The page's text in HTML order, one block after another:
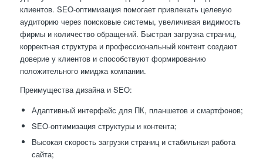
клиентов. SEO-оптимизация помогает привлекать целевую
аудиторию через поисковые системы, увеличивая видимость
фирмы и количество обращений. Быстрая загрузка страниц,
корректная структура и профессиональный контент создают
доверие у клиентов и способствуют формированию
положительного имиджа компании.
Преимущества дизайна и SEO:
Адаптивный интерфейс для ПК, планшетов и смартфонов;
SEO-оптимизация структуры и контента;
Высокая скорость загрузки страниц и стабильная работа
сайта;